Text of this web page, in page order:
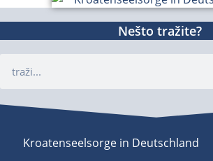
Nešto tražite?
Kroatenseelsorge in Deutschland